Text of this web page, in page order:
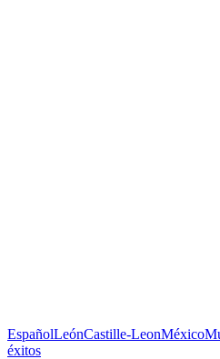
EspañolLeónCastille-LeonMéxico
éxitos